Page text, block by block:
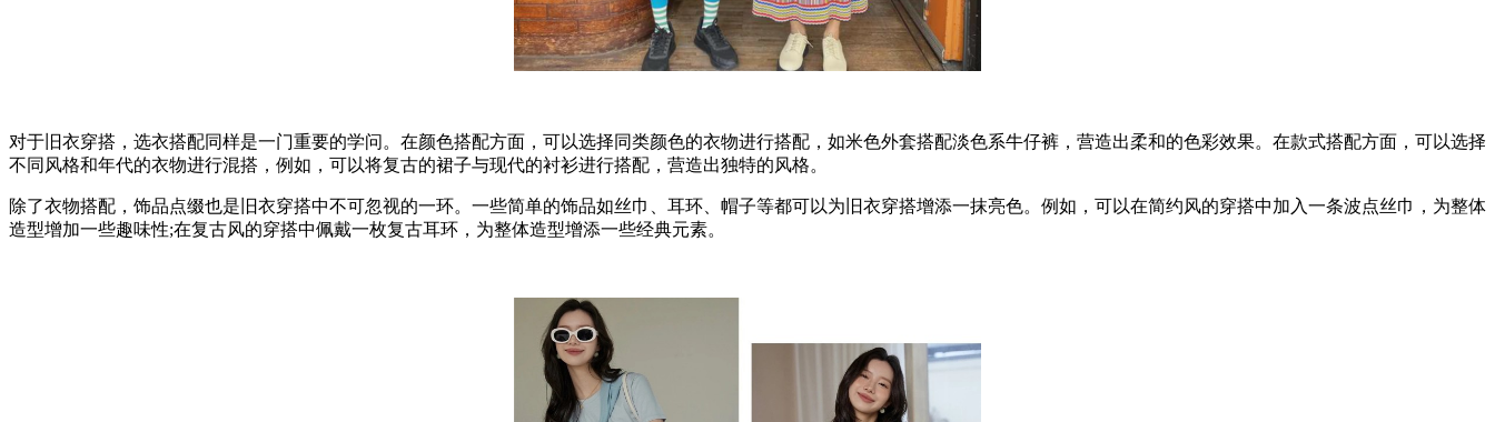
对于旧衣穿搭，选衣搭配同样是一门重要的学问。在颜色搭配方面，可以选择同类颜色的衣物进行搭配，如米色外套搭配淡色系牛仔裤，营造出柔和的色彩效果。在款式搭配方面，可以选择
不同风格和年代的衣物进行混搭，例如，可以将复古的裙子与现代的衬衫进行搭配，营造出独特的风格。
除了衣物搭配，饰品点缀也是旧衣穿搭中不可忽视的一环。一些简单的饰品如丝巾、耳环、帽子等都可以为旧衣穿搭增添一抹亮色。例如，可以在简约风的穿搭中加入一条波点丝巾，为整体
造型增加一些趣味性;在复古风的穿搭中佩戴一枚复古耳环，为整体造型增添一些经典元素。